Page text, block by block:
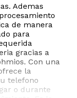
Ademas
de manera
para
gracias a
Con una
la
telefono
o durante